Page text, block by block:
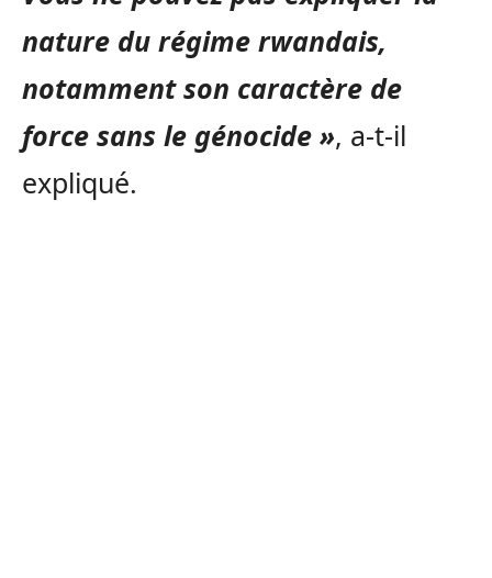
nature du régime rwandais,
notamment son caractère de
force sans le génocide », a-t-il
expliqué.